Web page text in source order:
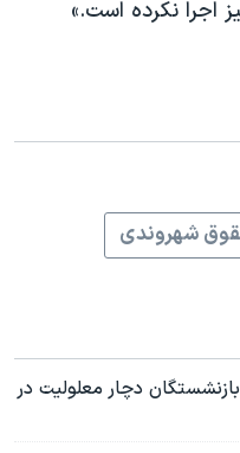
شهروندی
بازنشستگان دچار معلولیت در